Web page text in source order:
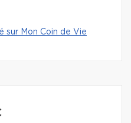
sur Mon Coin de Vie